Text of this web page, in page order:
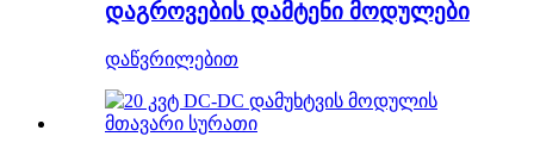
დაგროვების დამტენი მოდულები
დაწვრილებით